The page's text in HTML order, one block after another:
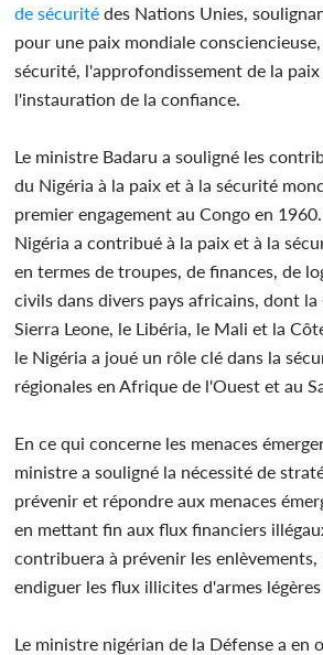
de sécurité des Nations Unies,
pour une paix mondiale
sécurité, l'approfondissement de la
l'instauration de la confiance.
Le ministre Badaru a souligné les
du Nigéria à la paix et à la sécurité
premier engagement au Congo en
Nigéria a contribué à la paix et à la
en termes de troupes, de finances, de
civils dans divers pays africains, dont la
Sierra Leone, le Libéria, le Mali et la
le Nigéria a joué un rôle clé dans la
régionales en Afrique de l'Ouest et au
En ce qui concerne les menaces
ministre a souligné la nécessité de
prévenir et répondre aux menaces
en mettant fin aux flux financiers
contribuera à prévenir les
endiguer les flux illicites d'armes légères
Le ministre nigérian de la Défense a en